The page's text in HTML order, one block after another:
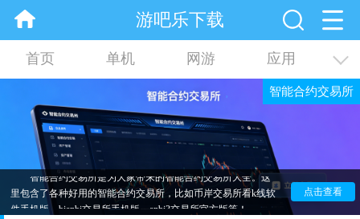
游吧乐下载
首页 单机 网游 应用
智能合约交易所
智能合约交易所是为大家带来的智能合约交易所大全。这
里包含了各种好用的智能合约交易所，比如币岸交易所看k线软
件手机版、bianbi交易所手机版、anbi3交易所官方版等！
点击查看